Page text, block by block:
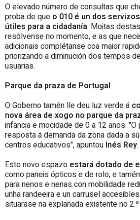
O elevado número de consultas que
proba de que o 010 é un dos
útiles para a cidadanía. Moitas
resólvense no momento, e as que
adicionais complétanse coa maior
priorizando a diminución dos tempos
usuarias.
Parque da praza de Portugal
O Goberno tamén lle deu luz verde á
nova área de xogo no parque da
infancia e mocidade de 0 a 12 anos.
resposta á demanda da zona dada a
centros educativos", apuntou Inés Rey.
Este novo espazo estará dotado de
como paneis ópticos e de rolo, e
para nenos e nenas con mobilidade
unha randeeira e un carrusel
situarase na explanada existente no